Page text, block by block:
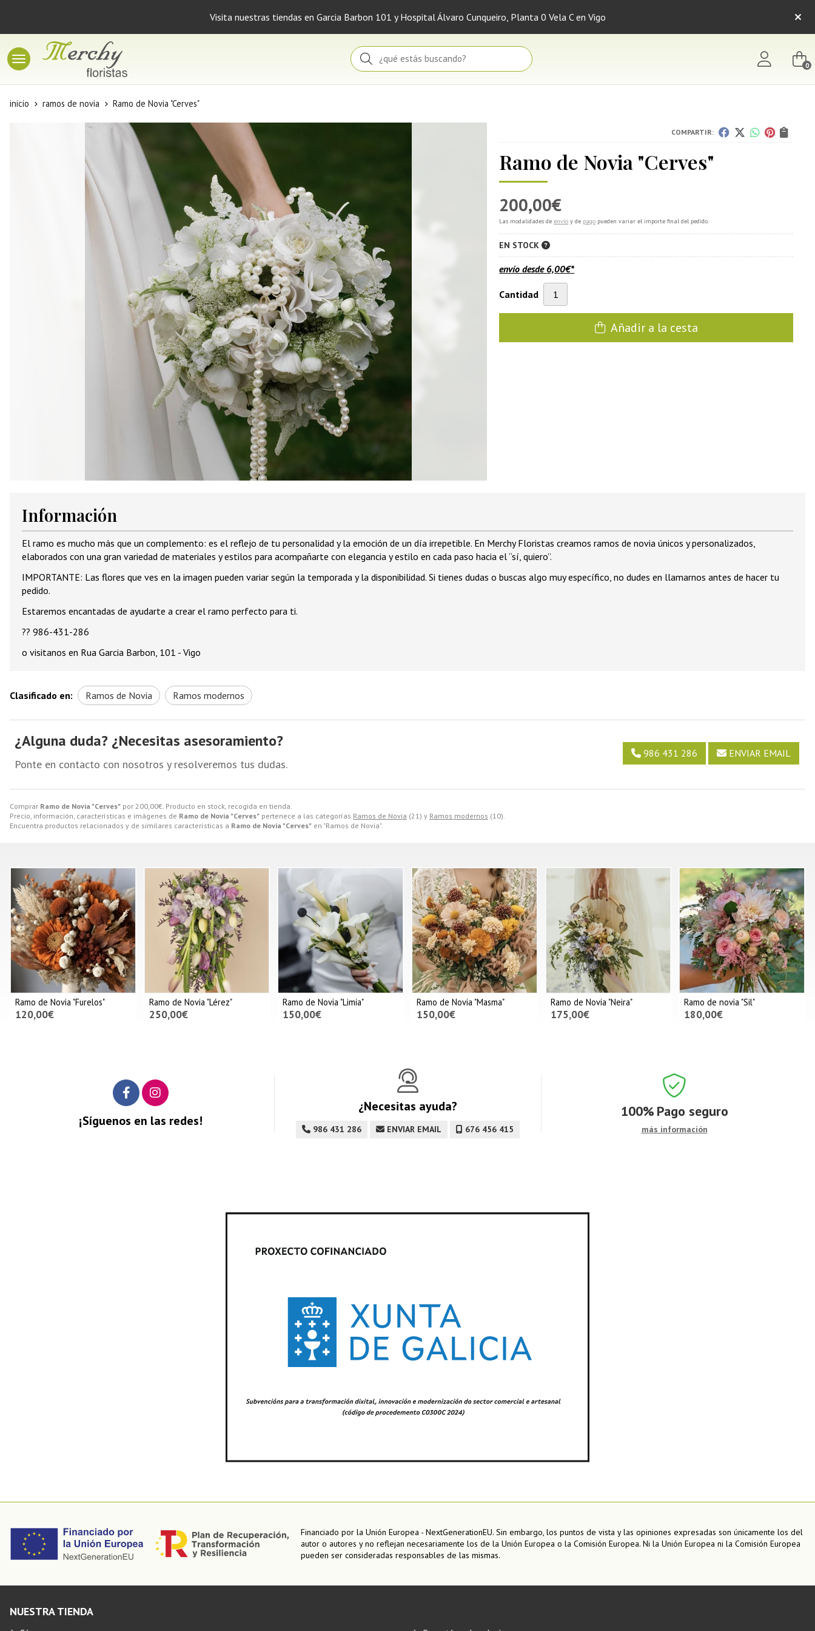
Visita nuestras tiendas en Garcia Barbon 101 y Hospital Álvaro Cunqueiro, Planta 0 Vela C en Vigo
Buscar 0
inicio ramos de novia Ramo de Novia "Cerves"
COMPARTIR:
Ramo de Novia "Cerves"
200,00€
Las modalidades deenvío y de pago pueden variar el importe final del pedido.
EN STOCK
envío desde 6,00€*
Cantidad
Añadir a la cesta
Comprar Ramo de Novia "Cerves" por 200,00€. Producto en stock, recogida en tienda.
Precio, información, características e imágenes de Ramo de Novia "Cerves" pertenece a las categorías Ramos de Novia (21) y Ramos modernos (10).
Encuentra productos relacionados y de similares características a Ramo de Novia "Cerves" en "Ramos de Novia".
Información
El ramo es mucho más que un complemento: es el reflejo de tu personalidad y la emoción de un día irrepetible. En Merchy Floristas creamos ramos de novia únicos y personalizados,
elaborados con una gran variedad de materiales y estilos para acompañarte con elegancia y estilo en cada paso hacia el “sí, quiero”.
IMPORTANTE: Las flores que ves en la imagen pueden variar según la temporada y la disponibilidad. Si tienes dudas o buscas algo muy específico, no dudes en llamarnos antes de hacer tu
pedido.
Estaremos encantadas de ayudarte a crear el ramo perfecto para ti.
?? 986-431-286
o visitanos en Rua Garcia Barbon, 101 - Vigo
Clasificado en: Ramos de Novia Ramos modernos
¿Alguna duda? ¿Necesitas asesoramiento?
Ponte en contacto con nosotros y resolveremos tus dudas.
986 431 286 ENVIAR EMAIL
Ramo de Novia "Furelos"
120,00€
Ramo de Novia "Lérez"
250,00€
Ramo de Novia "Limia"
150,00€
Ramo de Novia "Masma"
150,00€
Ramo de Novia "Neira"
175,00€
Ramo de novia "Sil"
180,00€
¡Síguenos en las redes!
¿Necesitas ayuda?
986 431 286 ENVIAR EMAIL 676 456 415
100% Pago seguro
más información
Financiado por la Unión Europea - NextGenerationEU. Sin embargo, los puntos de vista y las opiniones expresadas son únicamente los del
autor o autores y no reflejan necesariamente los de la Unión Europea o la Comisión Europea. Ni la Unión Europea ni la Comisión Europea
pueden ser consideradas responsables de las mismas.
NUESTRA TIENDA